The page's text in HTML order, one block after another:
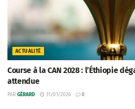
ACTUALITÉ
Course à la CAN 2028 : l’Éthiopie
attendue
PAR GÉRARD 31/01/2026 0